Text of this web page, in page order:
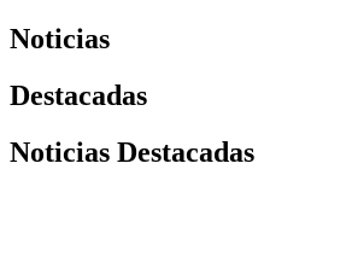
Noticias
Destacadas
Noticias Destacadas